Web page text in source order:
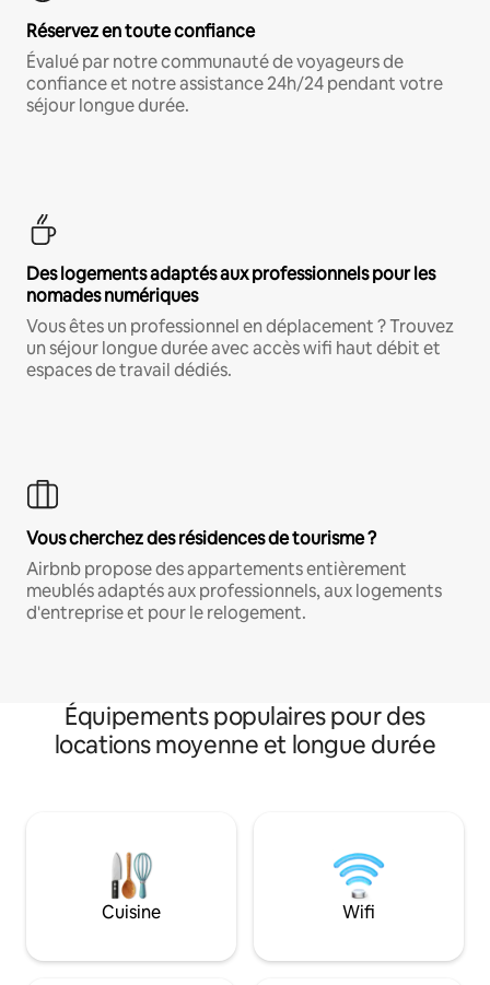
Réservez en toute confiance
Évalué par notre communauté de voyageurs de
confiance et notre assistance 24h/24 pendant votre
séjour longue durée.
Des logements adaptés aux professionnels pour les
nomades numériques
Vous êtes un professionnel en déplacement ? Trouvez
un séjour longue durée avec accès wifi haut débit et
espaces de travail dédiés.
Vous cherchez des résidences de tourisme ?
Airbnb propose des appartements entièrement
meublés adaptés aux professionnels, aux logements
d'entreprise et pour le relogement.
Équipements populaires pour des
locations moyenne et longue durée
Cuisine Wifi